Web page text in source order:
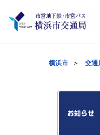
横浜市 ＞ 交通